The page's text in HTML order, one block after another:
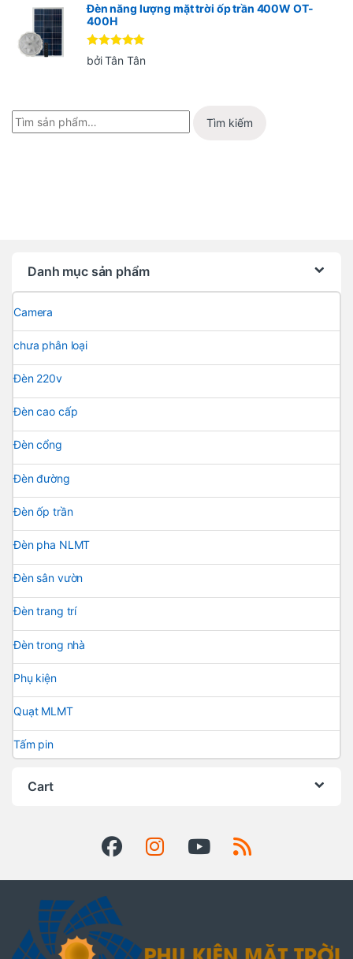
Đèn năng lượng mặt trời ốp trần 400W OT-
400H
Được xếp
hạng 55
bởi Tân Tân
Tìm kiếm
Danh mục sản phẩm
Camera
chưa phân loại
Đèn 220v
Đèn cao cấp
Đèn cổng
Đèn đường
Đèn ốp trần
Đèn pha NLMT
Đèn sân vườn
Đèn trang trí
Đèn trong nhà
Phụ kiện
Quạt MLMT
Tấm pin
Cart